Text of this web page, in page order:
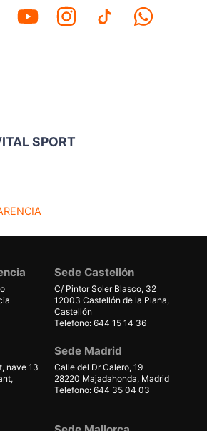
SPORT
Sede Castellón
C/ Pintor Soler Blasco, 32
12003 Castellón de la Plana,
Castellón
Telefono: 644 15 14 36
nave 13
Sede Madrid
Calle del Dr Calero, 19
28220 Majadahonda, Madrid
Telefono: 644 35 04 03